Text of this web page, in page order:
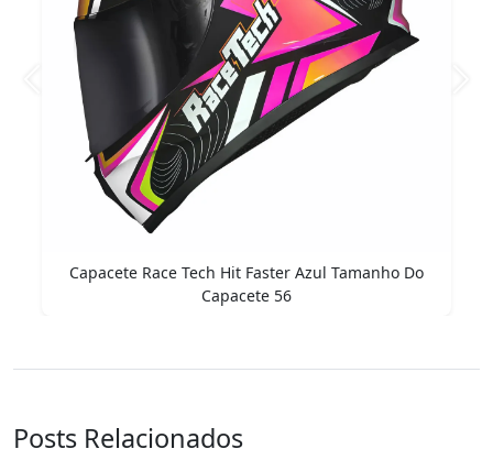
Hit Faster Azul Tamanho Do
Anterior
Posts Relacionados